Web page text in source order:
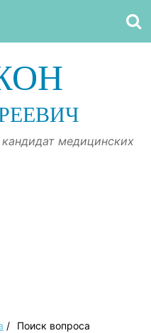
медицинских
/ Поиск вопроса